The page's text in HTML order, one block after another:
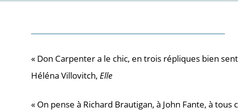
« Don Carpenter a le chic, en trois répliques bien
Héléna Villovitch, Elle
« On pense à Richard Brautigan, à John Fante, à